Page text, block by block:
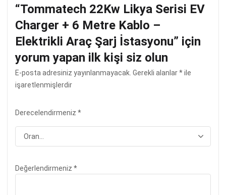
“Tommatech 22Kw Likya Serisi EV
Charger + 6 Metre Kablo –
Elektrikli Araç Şarj İstasyonu” için
yorum yapan ilk kişi siz olun
E-posta adresiniz yayınlanmayacak. Gerekli alanlar*ile
işaretlenmişlerdir
Derecelendirmeniz *
Değerlendirmeniz *